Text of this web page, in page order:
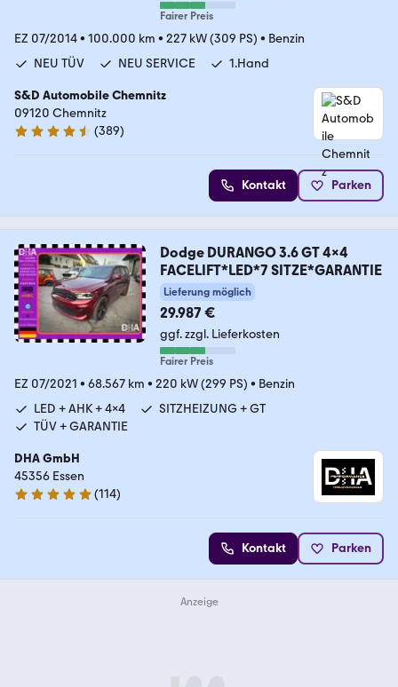
Fairer Preis
EZ 07/2014• 100.000 km • 227 kW (309 PS) • Benzin
NEU TÜV
NEU SERVICE 1.Hand
S&D Automobile Chemnitz
09120 Chemnitz
4.7 Sterne
(389)
Kontakt Parken
Dodge DURANGO 3.6 GT 4x4
FACELIFT*LED*7 SITZE*GARANTIE
Lieferung möglich
29.987 €
ggf. zzgl. Lieferkosten
Fairer Preis
EZ 07/2021 • 68.567 km • 220 kW (299 PS) • Benzin
LED + AHK + 4x4
SITZHEIZUNG + GT
TÜV + GARANTIE
DHA GmbH
45356 Essen
4.8 Sterne
(114)
Kontakt Parken